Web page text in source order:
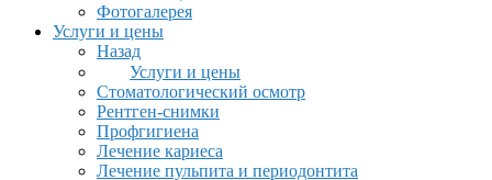
Фотогалерея
Услуги и цены
Назад
Услуги и цены
Стоматологический осмотр
Рентген-снимки
Профгигиена
Лечение кариеса
Лечение пульпита и периодонтита